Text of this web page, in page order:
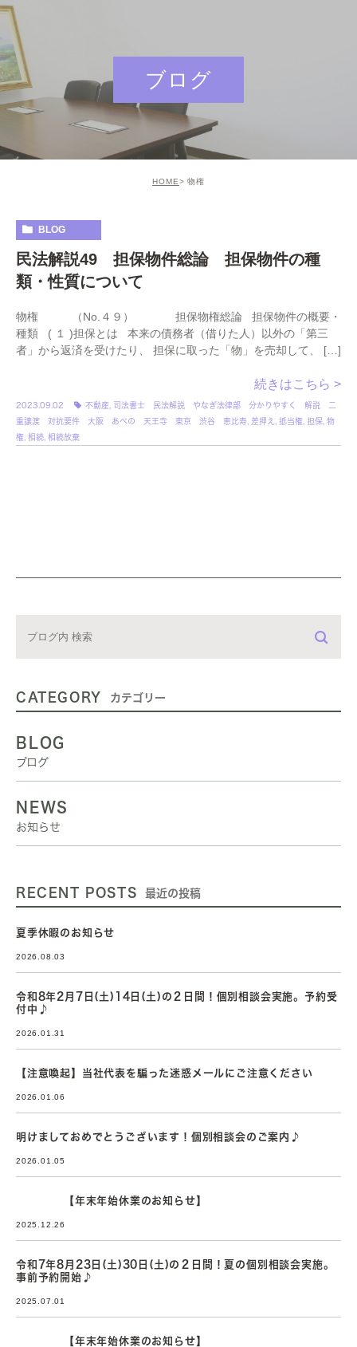
ブログ
HOME 物権
BLOG
民法解説49 担保物件総論 担保物件の種
類・性質について
物権 （No.４９） 担保物権総論 担保物件の概要・
種類 ( １ )担保とは 本来の債務者（借りた人）以外の「第三
者」から返済を受けたり、 担保に取った「物」を売却して、 […]
続きはこちら >
2023.09.02 不動産
司法書士 民法解説 やなぎ法律部 分かりやすく 解説 二
重譲渡 対抗要件 大阪 あべの 天王寺 東京 渋谷 恵比寿
差押え 抵当権 担保 物
権 相続 相続放棄
CATEGORY カテゴリー
BLOG
ブログ
NEWS
お知らせ
RECENT POSTS 最近の投稿
夏季休暇のお知らせ
2026.08.03
令和8年2月7日(土)14日(土)の２日間！個別相談会実施。予約受
付中♪
2026.01.31
【注意喚起】当社代表を騙った迷惑メールにご注意ください
2026.01.06
明けましておめでとうございます！個別相談会のご案内♪
2026.01.05
【年末年始休業のお知らせ】
2025.12.26
令和7年8月23日(土)30日(土)の２日間！夏の個別相談会実施。
事前予約開始♪
2025.07.01
【年末年始休業のお知らせ】